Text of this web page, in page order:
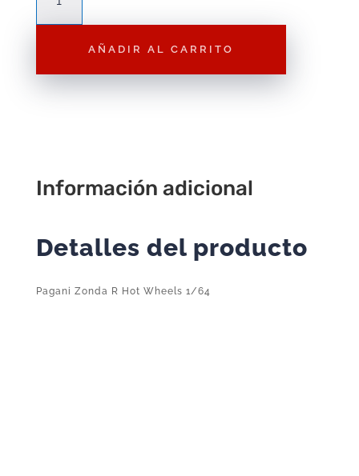
Zonda
R
AÑADIR AL CARRITO
Información adicional
Detalles del producto
Pagani Zonda R Hot Wheels 1/64